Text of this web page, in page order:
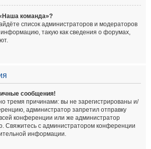
команда»?
список администраторов и модераторов
такую как сведения о форумах,
сообщения!
тремя причинами: вы не зарегистрированы и/
администратор запретил отправку
конференции или же администратор
Свяжитесь с администратором конференции
информации.